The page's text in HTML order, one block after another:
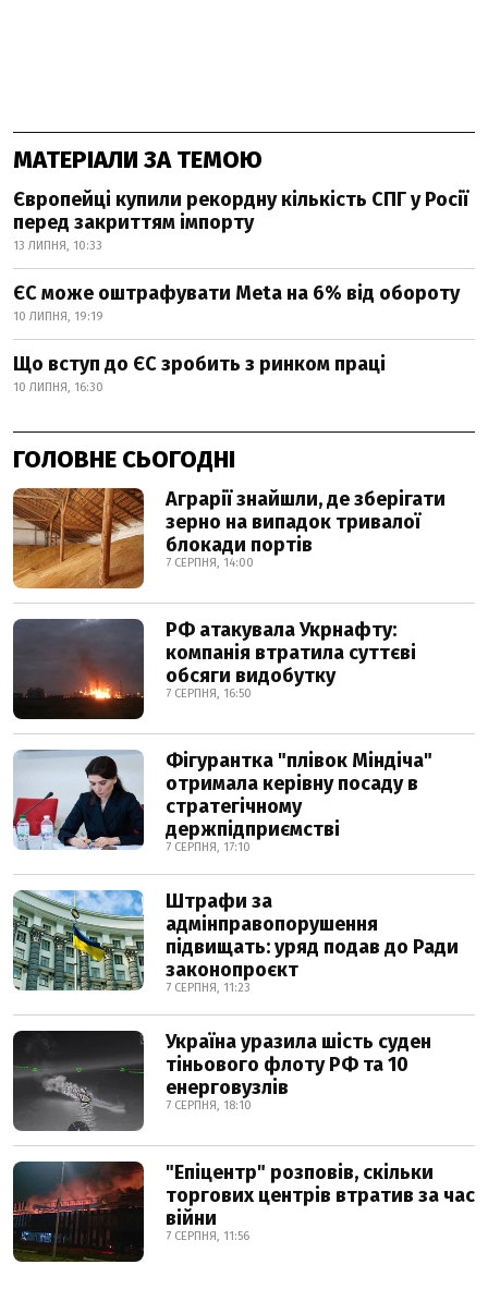
МАТЕРІАЛИ ЗА ТЕМОЮ
Європейці купили рекордну кількість СПГ у Росії
перед закриттям імпорту
13 ЛИПНЯ, 10:33
ЄС може оштрафувати Meta на 6% від обороту
10 ЛИПНЯ, 19:19
Що вступ до ЄС зробить з ринком праці
10 ЛИПНЯ, 16:30
ГОЛОВНЕ СЬОГОДНІ
Аграрії знайшли, де зберігати
зерно на випадок тривалої
блокади портів
7 СЕРПНЯ, 14:00
РФ атакувала Укрнафту:
компанія втратила суттєві
обсяги видобутку
7 СЕРПНЯ, 16:50
Фігурантка "плівок Міндіча"
отримала керівну посаду в
стратегічному
держпідприємстві
7 СЕРПНЯ, 17:10
Штрафи за
адмінправопорушення
підвищать: уряд подав до Ради
законопроєкт
7 СЕРПНЯ, 11:23
Україна уразила шість суден
тіньового флоту РФ та 10
енерговузлів
7 СЕРПНЯ, 18:10
"Епіцентр" розповів, скільки
торгових центрів втратив за час
війни
7 СЕРПНЯ, 11:56